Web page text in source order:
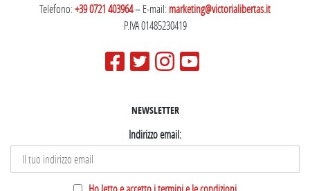
Telefono:+39 0721 403964– E-mail:marketing@victorialibertas.it
P.IVA 01485230419
NEWSLETTER
Indirizzo email: